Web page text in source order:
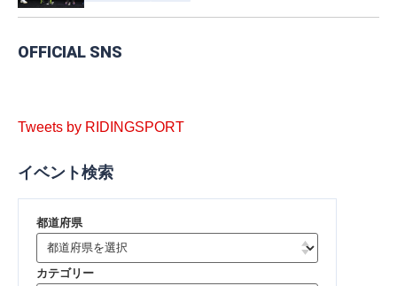
OFFICIAL SNS
Tweets by RIDINGSPORT
イベント検索
都道府県
カテゴリー